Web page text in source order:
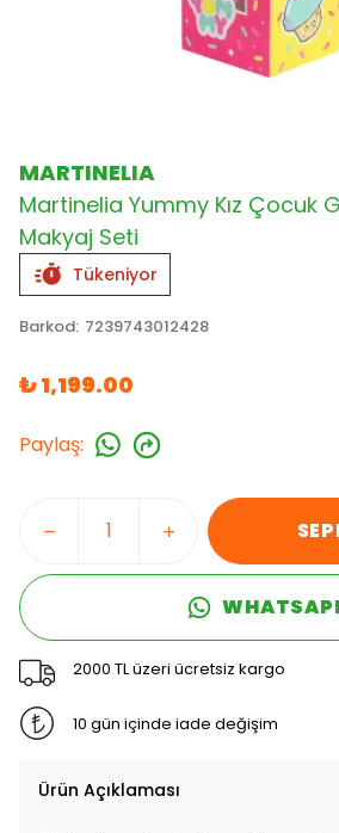
MARTINELIA
Martinelia Yummy Kız Çocuk
Makyaj Seti
Tükeniyor
Barkod: 7239743012428
₺ 1,199.00
Paylaş:
2000 TL üzeri ücretsiz kargo
10 gün içinde iade değişim
Ürün Açıklaması